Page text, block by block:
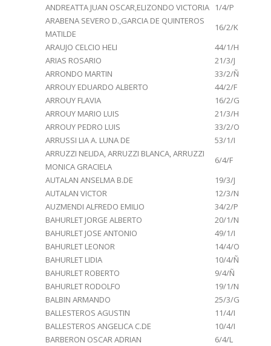
ANDREATTA JUAN OSCAR,ELIZONDO VICTORIA
1/4/P
ARABENA SEVERO D.,GARCIA DE QUINTEROS
MATILDE
16/2/K
ARAUJO CELCIO HELI
44/1/H
ARIAS ROSARIO
21/3/J
ARRONDO MARTIN
33/2/Ñ
ARROUY EDUARDO ALBERTO
44/2/F
ARROUY FLAVIA
16/2/G
ARROUY MARIO LUIS
21/3/H
ARROUY PEDRO LUIS
33/2/O
ARRUSSI LIA A. LUNA DE
53/1/I
ARRUZZI NELIDA, ARRUZZI BLANCA, ARRUZZI
MONICA GRACIELA
6/4/F
AUTALAN ANSELMA B.DE
19/3/J
AUTALAN VICTOR
12/3/N
AUZMENDI ALFREDO EMILIO
34/2/P
BAHURLET JORGE ALBERTO
20/1/N
BAHURLET JOSE ANTONIO
49/1/I
BAHURLET LEONOR
14/4/O
BAHURLET LIDIA
10/4/Ñ
BAHURLET ROBERTO
9/4/Ñ
BAHURLET RODOLFO
19/1/N
BALBIN ARMANDO
25/3/G
BALLESTEROS AGUSTIN
11/4/I
BALLESTEROS ANGELICA C.DE
10/4/I
BARBERON OSCAR ADRIAN
6/4/L